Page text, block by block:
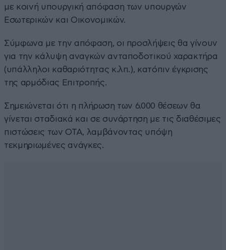
με κοινή υπουργική απόφαση των υπουργών
Εσωτερικών και Οικονομικών.
Σύμφωνα με την απόφαση, οι προσλήψεις θα γίνουν
για την κάλυψη αναγκών ανταποδοτικού χαρακτήρα
(υπάλληλοι καθαριότητας κ.λπ.), κατόπιν έγκρισης
της αρμόδιας Επιτροπής.
Σημειώνεται ότι η πλήρωση των 6.000 θέσεων θα
γίνεται σταδιακά και σε συνάρτηση με τις διαθέσιμες
πιστώσεις των ΟΤΑ, λαμβάνοντας υπόψη
τεκμηριωμένες ανάγκες.